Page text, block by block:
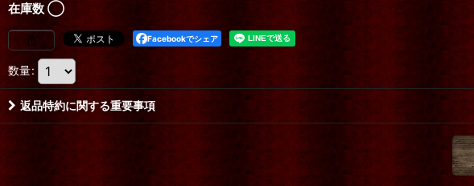
在庫数 ◯
Facebookでシェア
数量:
返品特約に関する重要事項